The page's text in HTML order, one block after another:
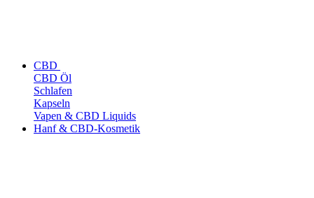
CBD
CBD Öl
Schlafen
Kapseln
Vapen & CBD Liquids
Hanf & CBD-Kosmetik